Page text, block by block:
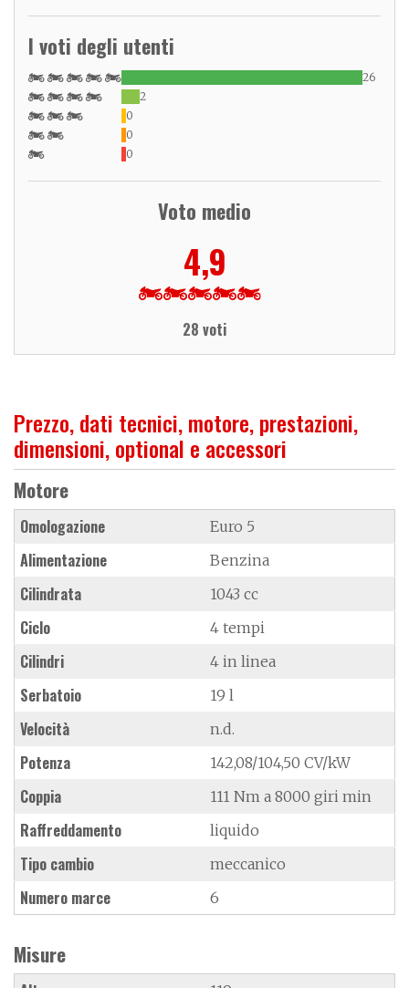
I voti degli utenti
26
2
0
0
0
Voto medio
4,9
28 voti
Prezzo, dati tecnici, motore, prestazioni,
dimensioni, optional e accessori
Motore
Omologazione Euro 5
Alimentazione Benzina
Cilindrata 1043 cc
Ciclo 4 tempi
Cilindri 4 in linea
Serbatoio 19 l
Velocità n.d.
Potenza 142,08/104,50 CV/kW
Coppia 111 Nm a 8000 giri min
Raffreddamento liquido
Tipo cambio meccanico
Numero marce 6
Misure